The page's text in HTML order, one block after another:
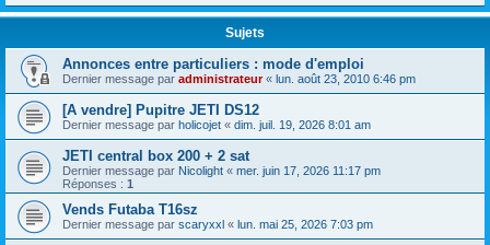
Sujets
Annonces entre particuliers : mode d'emploi
Dernier message par administrateur« lun. août 23, 2010 6:46 pm
[A vendre] Pupitre JETI DS12
Dernier message par holicojet « dim. juil. 19, 2026 8:01 am
JETI central box 200 + 2 sat
Dernier message par Nicolight « mer. juin 17, 2026 11:17 pm
Réponses : 1
Vends Futaba T16sz
Dernier message par scaryxxl « lun. mai 25, 2026 7:03 pm